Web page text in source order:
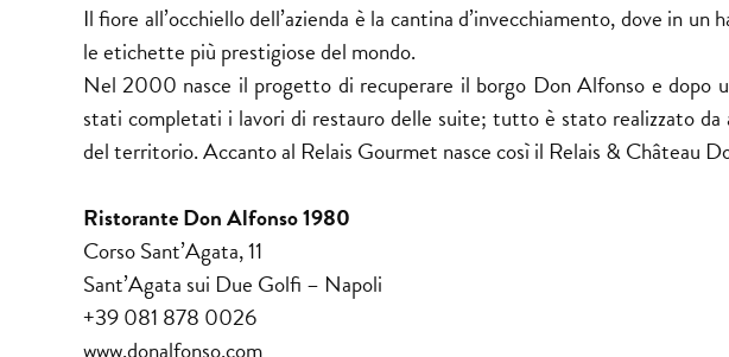
Il fiore all’occhiello dell’azienda è la cantina d’invecchiamento, dove in
le etichette più prestigiose del mondo.
Nel 2000 nasce il progetto di recuperare il borgo Don Alfonso e dopo
stati completati i lavori di restauro delle suite; tutto è stato realizzato
del territorio. Accanto al Relais Gourmet nasce così il Relais & Château
Ristorante Don Alfonso 1980
Corso Sant’Agata, 11
Sant’Agata sui Due Golfi – Napoli
+39 081 878 0026